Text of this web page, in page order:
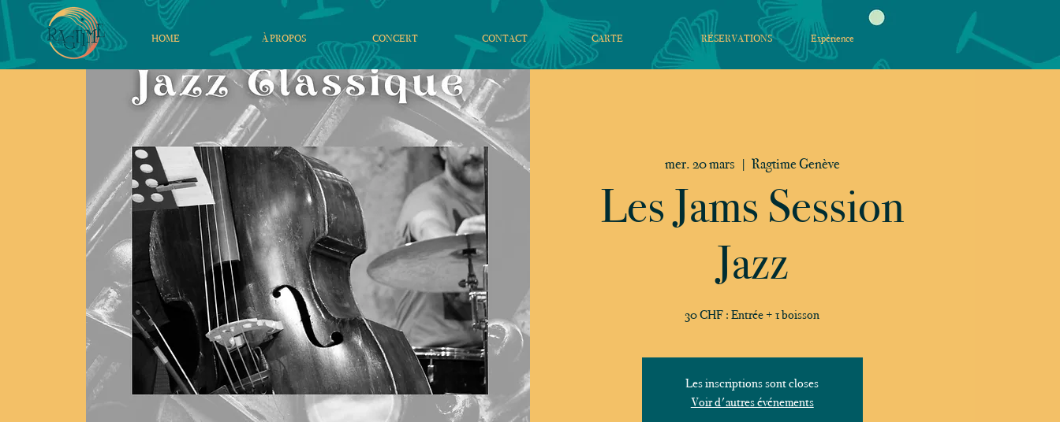
HOME À PROPOS CONCERT CONTACT CARTE RÉSERVATIONS Expérience
mer. 20 mars
  |
Ragtime Genève
Les Jams Session
Jazz
30 CHF : Entrée + 1 boisson
Les inscriptions sont closes
Voir d'autres événements